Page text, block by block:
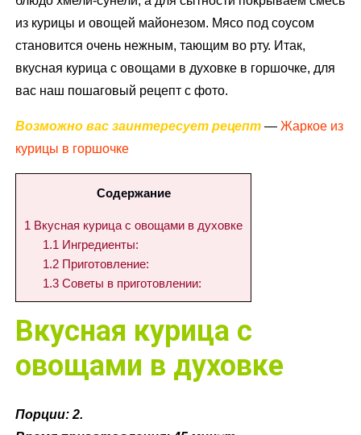
из курицы и овощей майонезом. Мясо под соусом
становится очень нежным, тающим во рту. Итак,
вкусная курица с овощами в духовке в горшочке, для
вас наш пошаговый рецепт с фото.
Возможно вас заинтересует рецепт —Жаркое из
курицы в горшочке
Содержание
1 Вкусная курица с овощами в духовке
1.1 Ингредиенты:
1.2 Приготовление:
1.3 Советы в приготовлении:
Вкусная курица с
овощами в духовке
Порции: 2.